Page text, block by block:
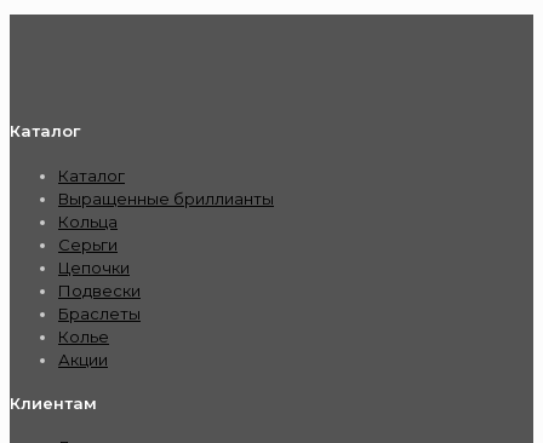
Каталог
Каталог
Выращенные бриллианты
Кольца
Серьги
Цепочки
Подвески
Браслеты
Колье
Акции
Клиентам